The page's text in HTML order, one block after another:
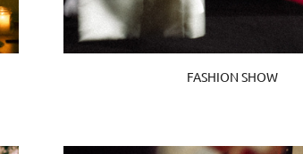
FASHION SHOW